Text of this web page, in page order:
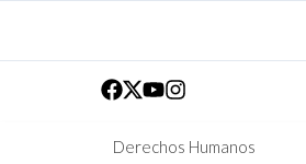
Derechos Humanos